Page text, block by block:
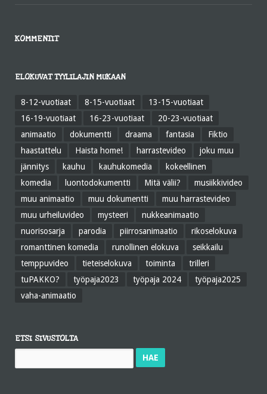
KOMMENTIT
ELOKUVAT TYYLILAJIN MUKAAN
8-12-vuotiaat 8-15-vuotiaat
13-15-vuotiaat
16-19-vuotiaat
16-23-vuotiaat
20-23-vuotiaat
animaatio
dokumentti draama fantasia
Fiktio
haastattelu
Haista home! harrastevideo
joku muu
jännitys
kauhu kauhukomedia
kokeellinen
komedia
luontodokumentti Mitä välii?
musiikkivideo
muu animaatio
muu dokumentti
muu harrastevideo
muu urheiluvideo
mysteeri
nukkeanimaatio
nuorisosarja
parodia piirrosanimaatio
rikoselokuva
romanttinen komedia
runollinen elokuva
seikkailu
temppuvideo
tieteiselokuva toiminta
trilleri
tuPAKKO?
työpaja2023 työpaja 2024
työpaja2025
vaha-animaatio
ETSI SIVUSTOLTA